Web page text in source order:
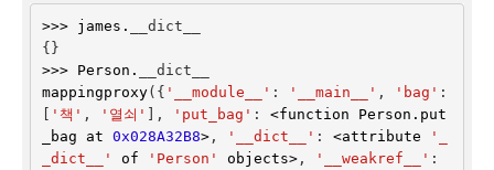
>>> james .
__dict__
{}
>>>
Person .
__dict__
mappingproxy({ '__module__' : '__main__' , 'bag' :
[ '책' , '열쇠' ], 'put_bag' : <function Person . put
_bag
at 0x028A32B8>, '__dict__' : <attribute
'_
_dict__'
of 'Person' objects>, '__weakref__' :